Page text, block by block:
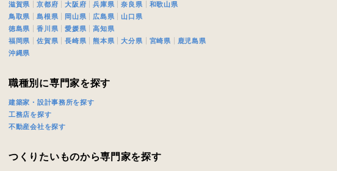
滋賀県
京都府 大阪府 兵庫県 奈良県
和歌山県
鳥取県
島根県 岡山県 広島県
山口県
徳島県
香川県 愛媛県
高知県
福岡県
佐賀県 長崎県 熊本県 大分県 宮崎県
鹿児島県
沖縄県
職種別に専門家を探す
建築家・設計事務所を探す
工務店を探す
不動産会社を探す
つくりたいものから専門家を探す